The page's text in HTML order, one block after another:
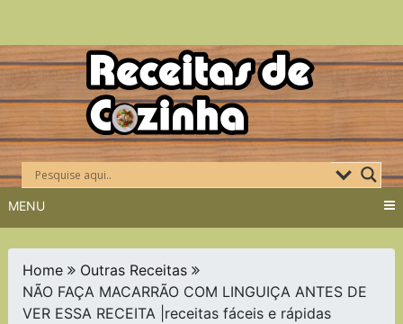
Skip
to
content
MENU
Home
Outras Receitas
NÃO FAÇA MACARRÃO COM LINGUIÇA ANTES DE
VER ESSA RECEITA |receitas fáceis e rápidas